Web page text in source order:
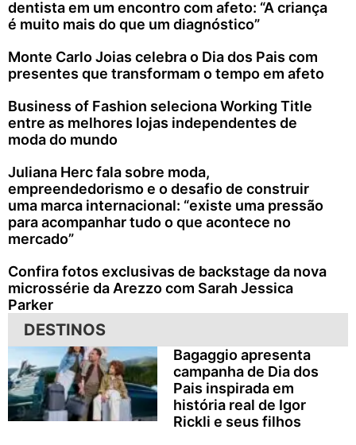
dentista em um encontro com afeto: “A criança
é muito mais do que um diagnóstico”
Monte Carlo Joias celebra o Dia dos Pais com
presentes que transformam o tempo em afeto
Business of Fashion seleciona Working Title
entre as melhores lojas independentes de
moda do mundo
Juliana Herc fala sobre moda,
empreendedorismo e o desafio de construir
uma marca internacional: “existe uma pressão
para acompanhar tudo o que acontece no
mercado”
Confira fotos exclusivas de backstage da nova
microssérie da Arezzo com Sarah Jessica
Parker
DESTINOS
Bagaggio apresenta
campanha de Dia dos
Pais inspirada em
história real de Igor
Rickli e seus filhos